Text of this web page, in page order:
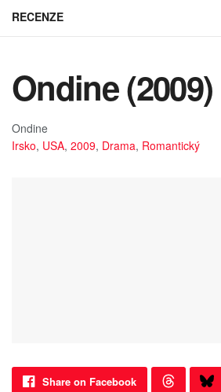
RECENZE
Ondine (2009)
Ondine
Irsko, USA, 2009, Drama, Romantický
Share on Facebook